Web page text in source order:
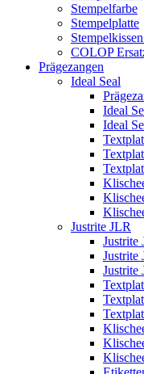
Stempelfarbe
Stempelplatte
COLOP
Prägezangen
Ideal Seal
Ideal
Ideal
Justrite JLR
Justrite